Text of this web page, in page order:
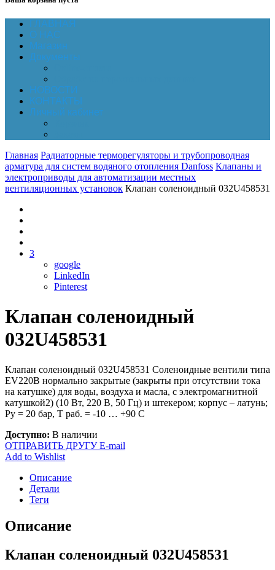
ГЛАВНАЯ
О НАС
Магазин
Документы
НОВОСТИ
КОНТАКТЫ
Личный кабинет
Главная Радиаторные терморегуляторы и трубопроводная
арматура для систем водяного отопления Danfoss Клапаны и
электроприводы для автоматизации местных
вентиляционных установок Клапан соленоидный 032U458531
3
google
LinkedIn
Pinterest
Клапан соленоидный
032U458531
Клапан соленоидный 032U458531 Соленоидные вентили типа
EV220B нормально закрытые (закрыты при отсутствии тока
на катушке) для воды, воздуха и масла, с электромагнитной
катушкой2) (10 Вт, 220 В, 50 Гц) и штекером; корпус – латунь;
Ру = 20 бар, Т раб. = -10 … +90 С
Доступно: В наличии
ОТПРАВИТЬ ДРУГУ E-mail
Add to Wishlist
Описание
Детали
Теги
Описание
Клапан соленоидный 032U458531